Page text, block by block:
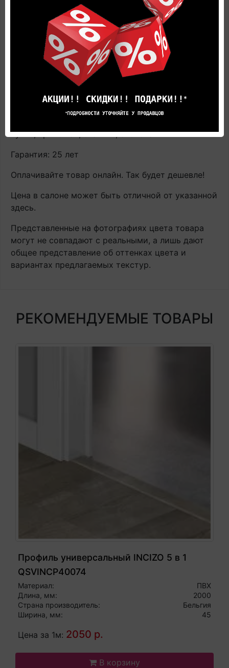
Тип поверхности: матовая
Тип замка: Uniclic
Основа: SPC
Вид: однополосный
Текстура: камень
кухня, прихожая, спальня, столовая
Гарантия: 25 лет
Оплачивайте товар онлайн. Так будет дешевле!
Цена в салоне может быть отличной от указанной
здесь.
Представленные на фотографиях цвета товара
могут не совпадают с реальными, а лишь дают
общее представление об оттенках цвета и
вариантах предлагаемых текстур.
РЕКОМЕНДУЕМЫЕ ТОВАРЫ
Профиль универсальный INCIZO 5 в 1
QSVINCP40074
Материал:
ПВХ
Длина, мм:
2000
Страна производитель:
Бельгия
Ширина, мм:
45
Цена за 1м: 2050 р.
В корзину